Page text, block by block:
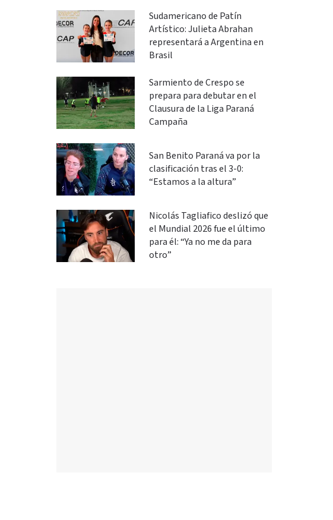
Sudamericano de Patín
Artístico: Julieta Abrahan
representará a Argentina en
Brasil
Sarmiento de Crespo se
prepara para debutar en el
Clausura de la Liga Paraná
Campaña
San Benito Paraná va por la
clasificación tras el 3-0:
“Estamos a la altura”
Nicolás Tagliafico deslizó que
el Mundial 2026 fue el último
para él: “Ya no me da para
otro”